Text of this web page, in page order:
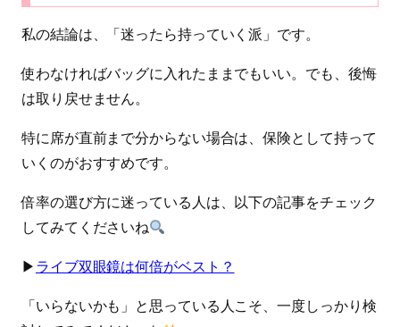
私の結論は、「迷ったら持っていく派」です。
使わなければバッグに入れたままでもいい。でも、後悔
は取り戻せません。
特に席が直前まで分からない場合は、保険として持って
いくのがおすすめです。
倍率の選び方に迷っている人は、以下の記事をチェック
してみてくださいね
▶︎ライブ双眼鏡は何倍がベスト？
「いらないかも」と思っている人こそ、一度しっかり検